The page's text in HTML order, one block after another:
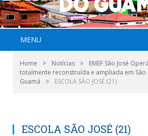
MENU
Home » Notícias »
EMEF São José
totalmente reconstruída e ampliada em São
Guamá
» ESCOLA SÃO JOSÉ (21)
ESCOLA SÃO JOSÉ (21)